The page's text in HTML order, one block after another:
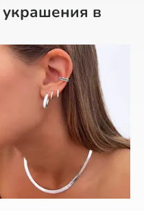
украшения в